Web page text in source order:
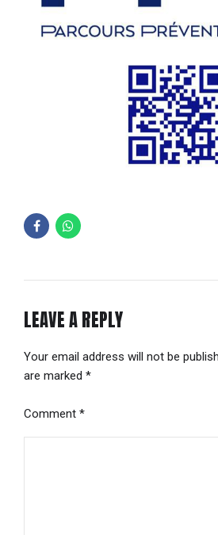
LEAVE A REPLY
Your email address will not be
are marked *
Comment *